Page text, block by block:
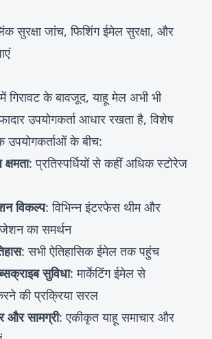
सुरक्षा जांच, फिशिंग ईमेल सुरक्षा, और
में गिरावट के बावजूद, याहू मेल अभी भी
उपयोगकर्ता आधार रखता है, विशेष
उपयोगकर्ताओं के बीच:
: प्रतिस्पर्धियों से कहीं अधिक स्टोरेज
विकल्प: विभिन्न इंटरफेस थीम और
का समर्थन
: सभी ऐतिहासिक ईमेल तक पहुंच
सुविधा: मार्केटिंग ईमेल से
की प्रक्रिया सरल
और सामग्री: एकीकृत याहू समाचार और